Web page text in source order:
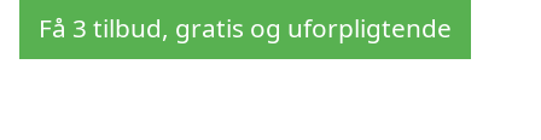
Få 3 tilbud, gratis og uforpligtende